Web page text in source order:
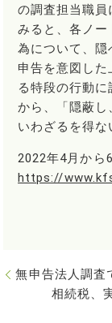
の調査担当職
みると、各ノ
為について、
申告を意図し
る特段の行動
から、「隠蔽し
いわざるを得な
2022年4月から
https://
無申告法人調査
相続税、